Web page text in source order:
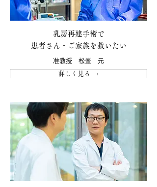
乳房再建手術で
患者さん・ご家族を救いたい
准教授 松峯 元
詳しく見る ›